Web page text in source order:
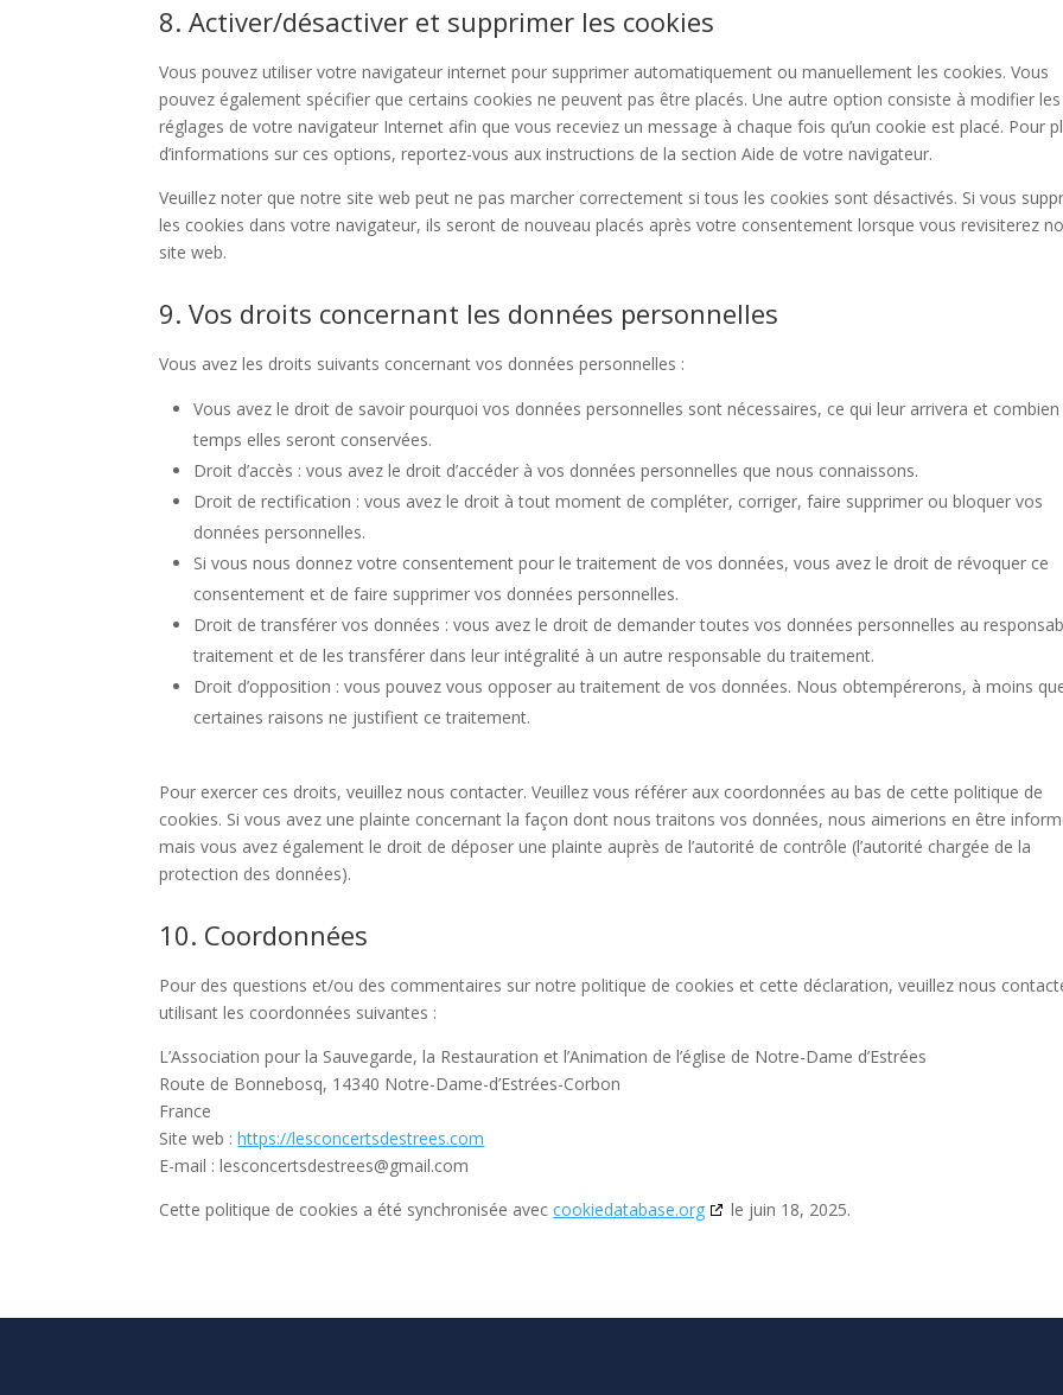
8. Activer/désactiver et supprimer les cookies
Vous pouvez utiliser votre navigateur internet pour supprimer automatiquement ou manuellement les cookies. Vous
pouvez également spécifier que certains cookies ne peuvent pas être placés. Une autre option consiste à modifier les
réglages de votre navigateur Internet afin que vous receviez un message à chaque fois qu’un cookie est placé. Pour
d’informations sur ces options, reportez-vous aux instructions de la section Aide de votre navigateur.
Veuillez noter que notre site web peut ne pas marcher correctement si tous les cookies sont désactivés. Si vous
les cookies dans votre navigateur, ils seront de nouveau placés après votre consentement lorsque vous revisiterez
site web.
9. Vos droits concernant les données personnelles
Vous avez les droits suivants concernant vos données personnelles :
Vous avez le droit de savoir pourquoi vos données personnelles sont nécessaires, ce qui leur arrivera et combien
temps elles seront conservées.
Droit d’accès : vous avez le droit d’accéder à vos données personnelles que nous connaissons.
Droit de rectification : vous avez le droit à tout moment de compléter, corriger, faire supprimer ou bloquer vos
données personnelles.
Si vous nous donnez votre consentement pour le traitement de vos données, vous avez le droit de révoquer ce
consentement et de faire supprimer vos données personnelles.
Droit de transférer vos données : vous avez le droit de demander toutes vos données personnelles au
traitement et de les transférer dans leur intégralité à un autre responsable du traitement.
Droit d’opposition : vous pouvez vous opposer au traitement de vos données. Nous obtempérerons, à moins
certaines raisons ne justifient ce traitement.
Pour exercer ces droits, veuillez nous contacter. Veuillez vous référer aux coordonnées au bas de cette politique de
cookies. Si vous avez une plainte concernant la façon dont nous traitons vos données, nous aimerions en être
mais vous avez également le droit de déposer une plainte auprès de l’autorité de contrôle (l’autorité chargée de la
protection des données).
10. Coordonnées
Pour des questions et/ou des commentaires sur notre politique de cookies et cette déclaration, veuillez nous
utilisant les coordonnées suivantes :
L’Association pour la Sauvegarde, la Restauration et l’Animation de l’église de Notre-Dame d’Estrées
Route de Bonnebosq, 14340 Notre-Dame-d’Estrées-Corbon
France
Site web :https://lesconcertsdestrees.com
E-mail :lesconcertsdestrees@gmail.com
Cette politique de cookies a été synchronisée aveccookiedatabase.org le juin 18, 2025.